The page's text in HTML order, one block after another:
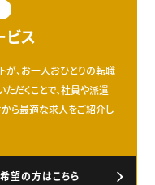
ス
が、お一人おひとりの転職
だくことで、社員や派遣
ら最適な求人をご紹介し
望の方はこちら